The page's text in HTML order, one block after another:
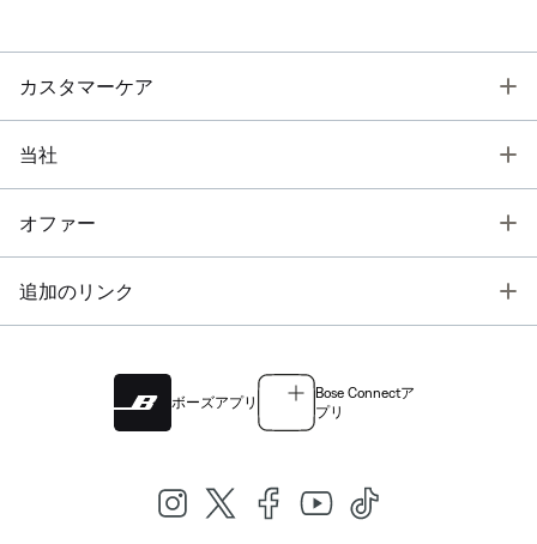
カスタマーケア
当社
オファー
追加のリンク
ボーズアプリ
Bose Connectア
プリ